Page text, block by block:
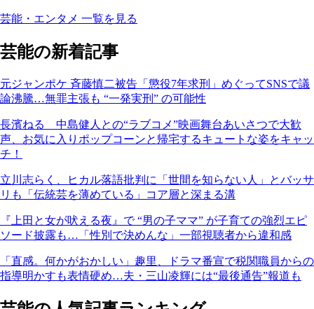
芸能・エンタメ 一覧を見る
芸能の新着記事
元ジャンポケ 斉藤慎二被告「懲役7年求刑」めぐってSNSで議
論沸騰…無罪主張も “一発実刑” の可能性
長濱ねる 中島健人との“ラブコメ”映画舞台あいさつで大歓
声、お気に入りポップコーンと帰宅するキュートな姿をキャッ
チ！
立川志らく、ヒカル落語批判に「世間を知らない人」とバッサ
リも「伝統芸を薄めている」コア層と深まる溝
『上田と女が吠える夜』で “男の子ママ” が子育ての強烈エピ
ソード披露も…「性別で決めんな」一部視聴者から違和感
「直感。何かがおかしい」趣里、ドラマ番宣で税関職員からの
指導明かすも表情硬め…夫・三山凌輝には“最後通告”報道も